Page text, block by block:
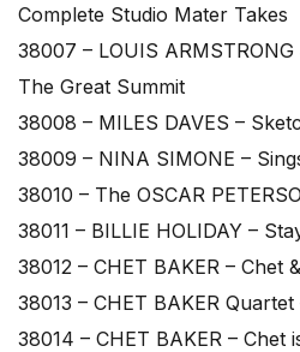
Complete Studio Mater Takes
38007 – LOUIS
The Great Summit
38008 – MILES DAVES –
38009 – NINA SIMONE –
38010 – The OSCAR
38011 – BILLIE HOLIDAY –
38012 – CHET BAKER – Chet
38013 – CHET BAKER
38014 – CHET BAKER – Chet